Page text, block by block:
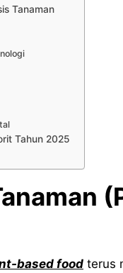
Tanaman
Tahun 2025
based food terus